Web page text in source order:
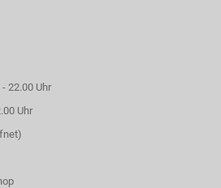
22.00 Uhr
Uhr